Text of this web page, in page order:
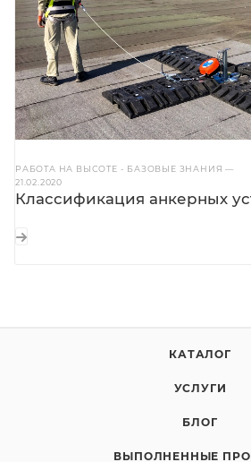
РАБОТА НА ВЫСОТЕ - БАЗОВЫЕ ЗНАНИЯ—
21.02.2020
Классификация анкерных
КАТАЛОГ
УСЛУГИ
БЛОГ
ВЫПОЛНЕННЫЕ